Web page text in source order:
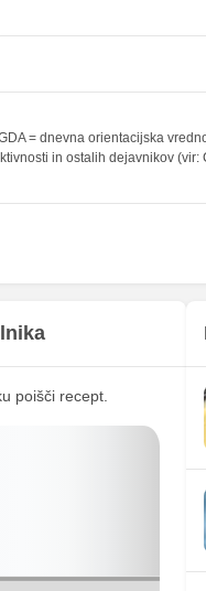
od teh nasičene
Železo
Magnezij
Fosfor
Cink
Vitamin D
= dnevna orientacijska
in ostalih dejavnikov (vir:
poišči recept.